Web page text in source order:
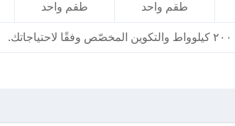
طقم واحد طقم واحد